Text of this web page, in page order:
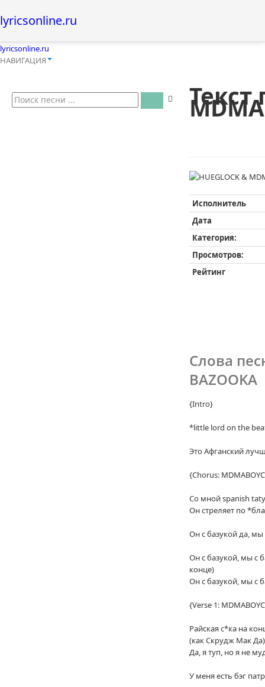
lyricsonline.ru
lyricsonline.ru
НАВИГАЦИЯ
Текст
Исполнитель
Дата
Категория:
Просмотров:
Рейтинг
Слова
BAZOOKA
{Intro}
*little lord on the
Это Афганский
{Chorus:
Со мной spanish
Он стреляет по
Он с базукой да, мы
Он с базукой, мы с
конце)
Он с базукой, мы с
{Verse 1:
Райская с*ка на
(как Скрудж Мак Да)
Да, я туп, но я не
У меня есть бэг